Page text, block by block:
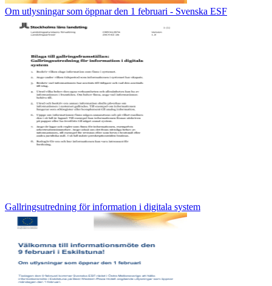
Om utlysningar som öppnar den 1 februari - Svenska ESF
Gallringsutredning för information i digitala system